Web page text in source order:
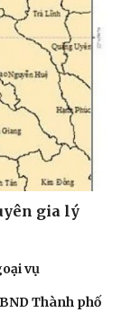
gia lý
vụ
Thành phố